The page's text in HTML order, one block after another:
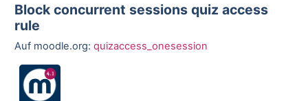
Block concurrent sessions quiz access
rule
Auf moodle.org: quizaccess_onesession